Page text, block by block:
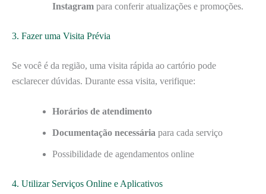
Instagram para conferir atualizações e promoções.
3. Fazer uma Visita Prévia
Se você é da região, uma visita rápida ao cartório pode
esclarecer dúvidas. Durante essa visita, verifique:
Horários de atendimento
Documentação necessária para cada serviço
Possibilidade de agendamentos online
4. Utilizar Serviços Online e Aplicativos